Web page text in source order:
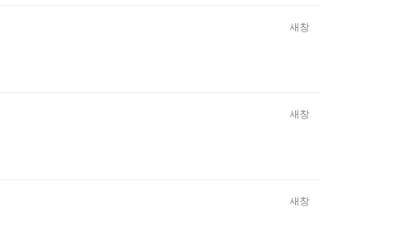
새창
새창
새창